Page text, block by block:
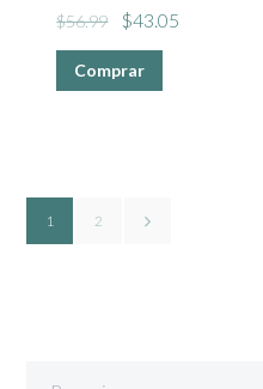
$56.99 $43.05
Comprar
1 2